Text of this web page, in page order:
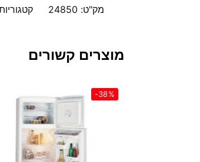
מק"ט: 24850
מוצרים קשורים
-38%